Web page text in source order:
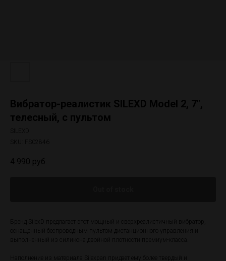
Вибратор-реалистик SILEXD Model 2, 7",
телесный, с пультом
FS02846
4 990 руб.
Бренд SilexD предлагает этот мощный и сверхреалистичный вибратор,
оснащенный беспроводным пультом дистанционного управления и
выполненный из силикона двойной плотности премиум-класса.
Наполнение из материала Silexpan придает ему более твердый и